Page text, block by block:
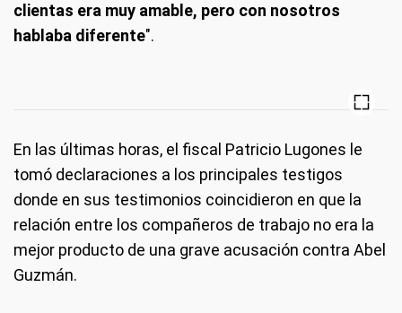
clientas era muy amable, pero con nosotros
hablaba diferente".
En las últimas horas, el fiscal Patricio Lugones le
tomó declaraciones a los principales testigos
donde en sus testimonios coincidieron en que la
relación entre los compañeros de trabajo no era la
mejor producto de una grave acusación contra Abel
Guzmán.